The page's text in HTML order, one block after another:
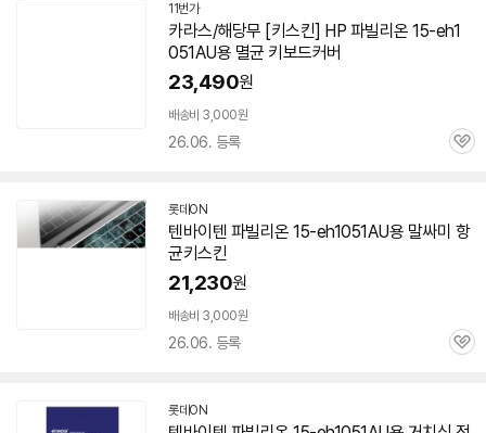
11번가
카라스/해당무 [키스킨] HP 파빌리온 15-eh1
051AU용 멸균 키보드커버
23,490원
배송비 3,000원
26.06. 등록
관
롯데ON
텐바이텐 파빌리온 15-eh1051AU용 말싸미 항
균키스킨
21,230원
배송비 3,000원
26.06. 등록
관
롯데ON